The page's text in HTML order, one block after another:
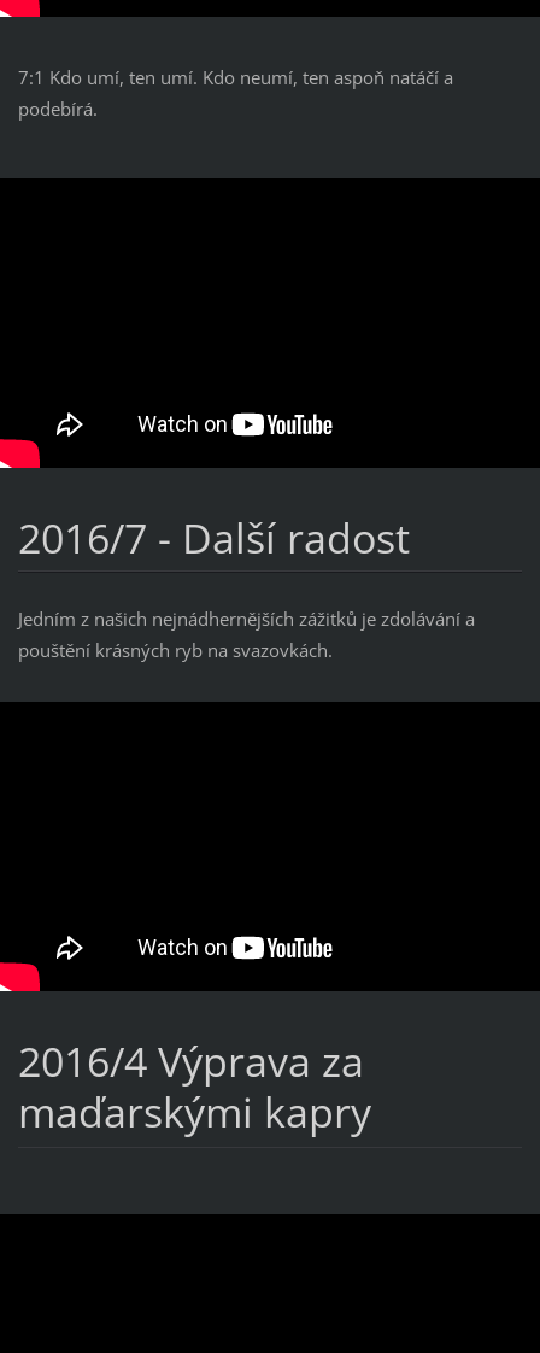
7:1 Kdo umí, ten umí. Kdo neumí, ten aspoň natáčí a
podebírá.
2016/7 - Další radost
Jedním z našich nejnádhernějších zážitků je zdolávání a
pouštění krásných ryb na svazovkách.
2016/4 Výprava za
maďarskými kapry